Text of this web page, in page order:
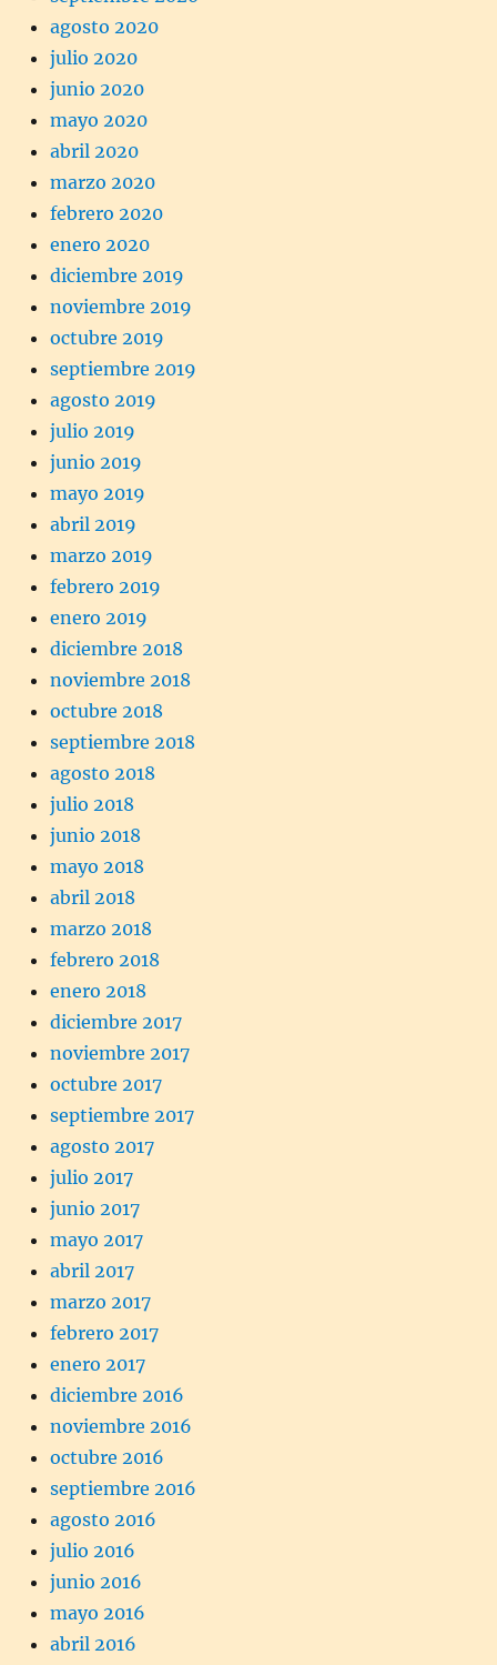
agosto 2020
julio 2020
junio 2020
mayo 2020
abril 2020
marzo 2020
febrero 2020
enero 2020
diciembre 2019
noviembre 2019
octubre 2019
septiembre 2019
agosto 2019
julio 2019
junio 2019
mayo 2019
abril 2019
marzo 2019
febrero 2019
enero 2019
diciembre 2018
noviembre 2018
octubre 2018
septiembre 2018
agosto 2018
julio 2018
junio 2018
mayo 2018
abril 2018
marzo 2018
febrero 2018
enero 2018
diciembre 2017
noviembre 2017
octubre 2017
septiembre 2017
agosto 2017
julio 2017
junio 2017
mayo 2017
abril 2017
marzo 2017
febrero 2017
enero 2017
diciembre 2016
noviembre 2016
octubre 2016
septiembre 2016
agosto 2016
julio 2016
junio 2016
mayo 2016
abril 2016